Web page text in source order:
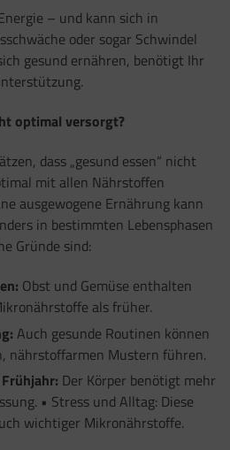
– und kann sich in
oder sogar Schwindel
gesund ernähren, benötigt Ihr
optimal versorgt?
dass „gesund essen“ nicht
mit allen Nährstoffen
ausgewogene Ernährung kann
in bestimmten Lebensphasen
Gründe sind:
Obst und Gemüse enthalten
als früher.
Auch gesunde Routinen können
nährstoffarmen Mustern führen.
Der Körper benötigt mehr
• Stress und Alltag: Diese
wichtiger Mikronährstoffe.